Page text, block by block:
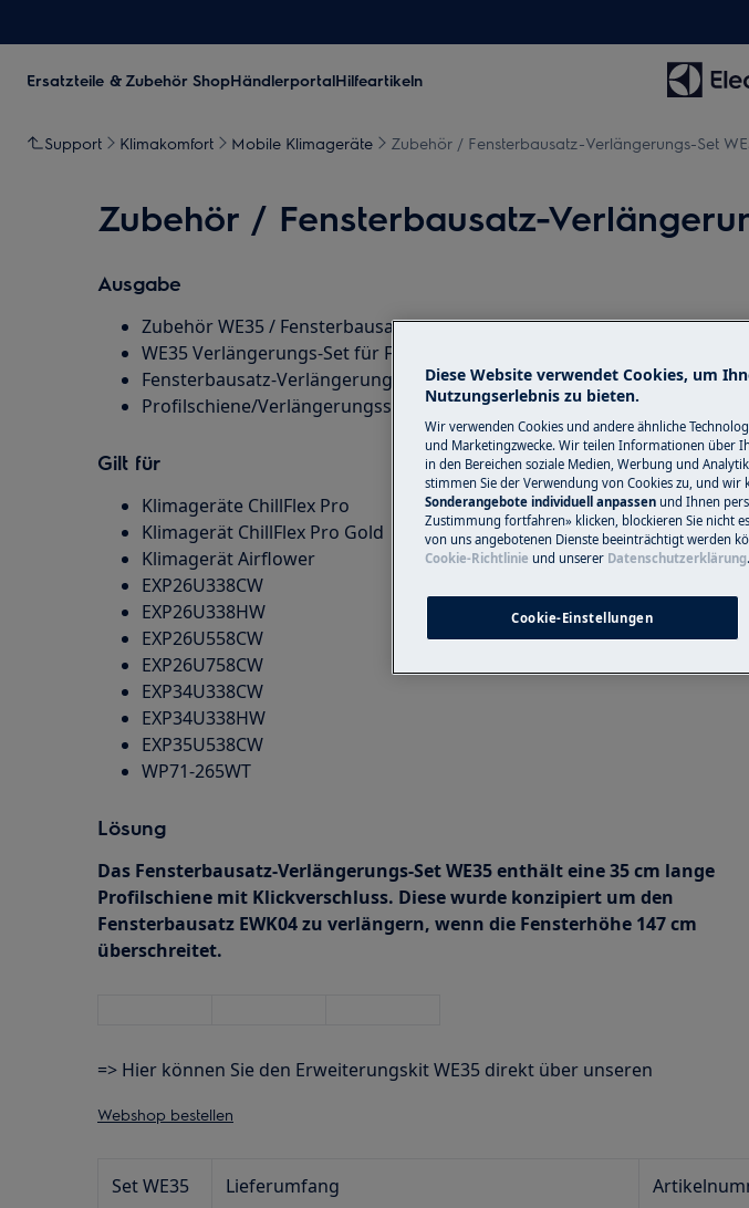
Ersatzteile & Zubehör ShopHändlerportalHilfeartikeln
Support Klimakomfort Mobile Klimageräte Zubehör / Fensterbausatz-Verlängerungs-Set
Zubehör / Fensterbausatz-
Ausgabe
Zubehör WE35 / Fensterbausatz-Verlängerungs-Set für mobile
WE35 Verlängerungs-Set für Fensterbausatz EWK03, EWK04
Fensterbausatz-Verlängerungs-Set WE35
Profilschiene/Verlängerungsschiene 35cm mit Klickverschluss
Gilt für
Klimageräte ChillFlex Pro
Klimagerät ChillFlex Pro Gold
Klimagerät Airflower
EXP26U338CW
EXP26U338HW
EXP26U558CW
EXP26U758CW
EXP34U338CW
EXP34U338HW
EXP35U538CW
WP71-265WT
Lösung
Das Fensterbausatz-Verlängerungs-Set WE35 enthält eine 35 cm lange
Profilschiene mit Klickverschluss. Diese wurde konzipiert um den
Fensterbausatz EWK04 zu verlängern, wenn die Fensterhöhe 147 cm
überschreitet.
=> Hier können Sie den Erweiterungskit WE35 direkt über unseren
Webshop bestellen
Set WE35 Lieferumfang
Diese Website verwendet Cookies, um
Nutzungserlebnis zu bieten.
Wir verwenden Cookies und andere ähnliche
und Marketingzwecke. Wir teilen Informationen über
in den Bereichen soziale Medien, Werbung und
stimmen Sie der Verwendung von Cookies zu, und wir
Sonderangebote individuell anpassen und Ihnen
Zustimmung fortfahren» klicken, blockieren Sie nicht
von uns angebotenen Dienste beeinträchtigt werden
Cookie-Richtlinie und unserer Datenschutzerklärung.
Cookie-Einstellungen